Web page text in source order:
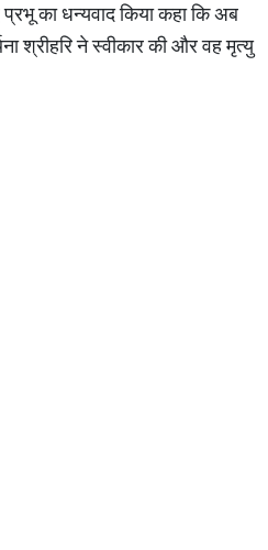
का धन्यवाद किया कहा कि अब
श्रीहरि ने स्वीकार की और वह मृत्यु